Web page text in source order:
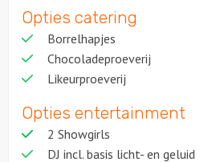
Opties catering
Borrelhapjes
Chocoladeproeverij
Likeurproeverij
Opties entertainment
2 Showgirls
DJ incl. basis licht- en geluid